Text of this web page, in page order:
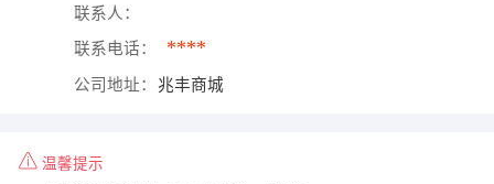
联系人：
联系电话： ****
公司地址： 兆丰商城
温馨提示